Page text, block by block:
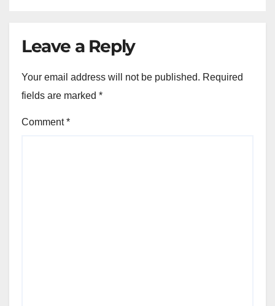
Leave a Reply
Your email address will not be published. Required
fields are marked *
Comment*